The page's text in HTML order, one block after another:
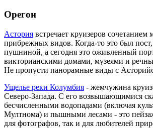
Орегон
Астория встречает круизеров сочетанием
прибрежных видов. Когда-то это был пост,
пушниной, а сегодня это оживленный
викторианскими домами, музеями и
Не пропусти панорамные виды с
Ущелье реки Колумбия - жемчужина
Северо-Запада. С его возвышающимися
бесчисленными водопадами (включая
Мултнома) и пышными лесами - это
для фотографов, так и для любителей